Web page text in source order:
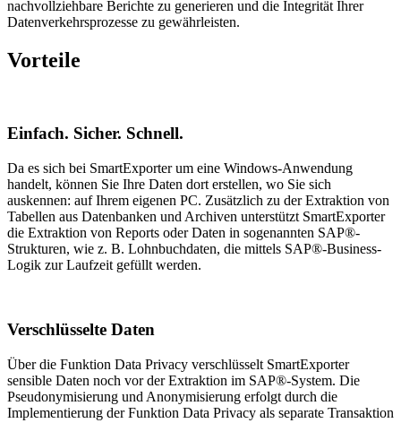
nachvollziehbare Berichte zu generieren und die Integrität Ihrer
Datenverkehrsprozesse zu gewährleisten.
Vorteile
Einfach. Sicher. Schnell.
Da es sich bei SmartExporter um eine Windows-Anwendung
handelt, können Sie Ihre Daten dort erstellen, wo Sie sich
auskennen: auf Ihrem eigenen PC. Zusätzlich zu der Extraktion von
Tabellen aus Datenbanken und Archiven unterstützt SmartExporter
die Extraktion von Reports oder Daten in sogenannten SAP®-
Strukturen, wie z. B. Lohnbuchdaten, die mittels SAP®-Business-
Logik zur Laufzeit gefüllt werden.
Verschlüsselte Daten
Über die Funktion Data Privacy verschlüsselt SmartExporter
sensible Daten noch vor der Extraktion im SAP®-System. Die
Pseudonymisierung und Anonymisierung erfolgt durch die
Implementierung der Funktion Data Privacy als separate Transaktion